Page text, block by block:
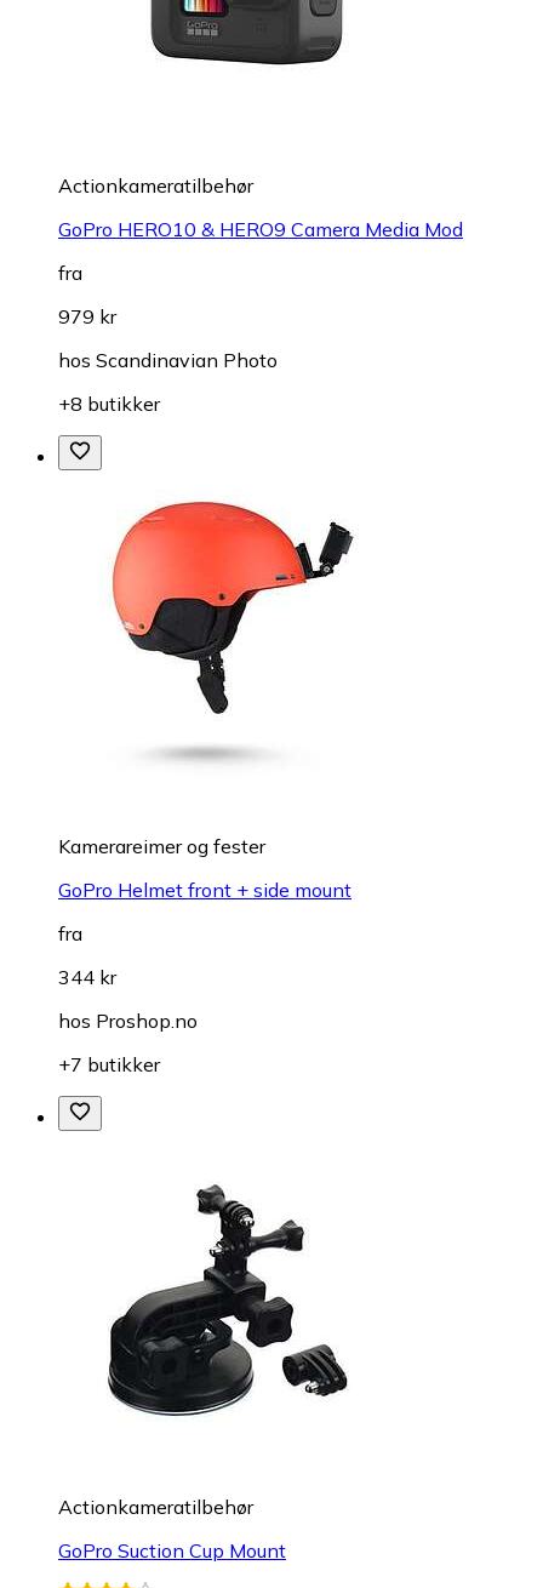
Actionkameratilbehør
GoPro HERO10 & HERO9 Camera Media Mod
fra
979 kr
hos Scandinavian Photo
+8 butikker
Kamerareimer og fester
GoPro Helmet front + side mount
fra
344 kr
hos Proshop.no
+7 butikker
Actionkameratilbehør
GoPro Suction Cup Mount